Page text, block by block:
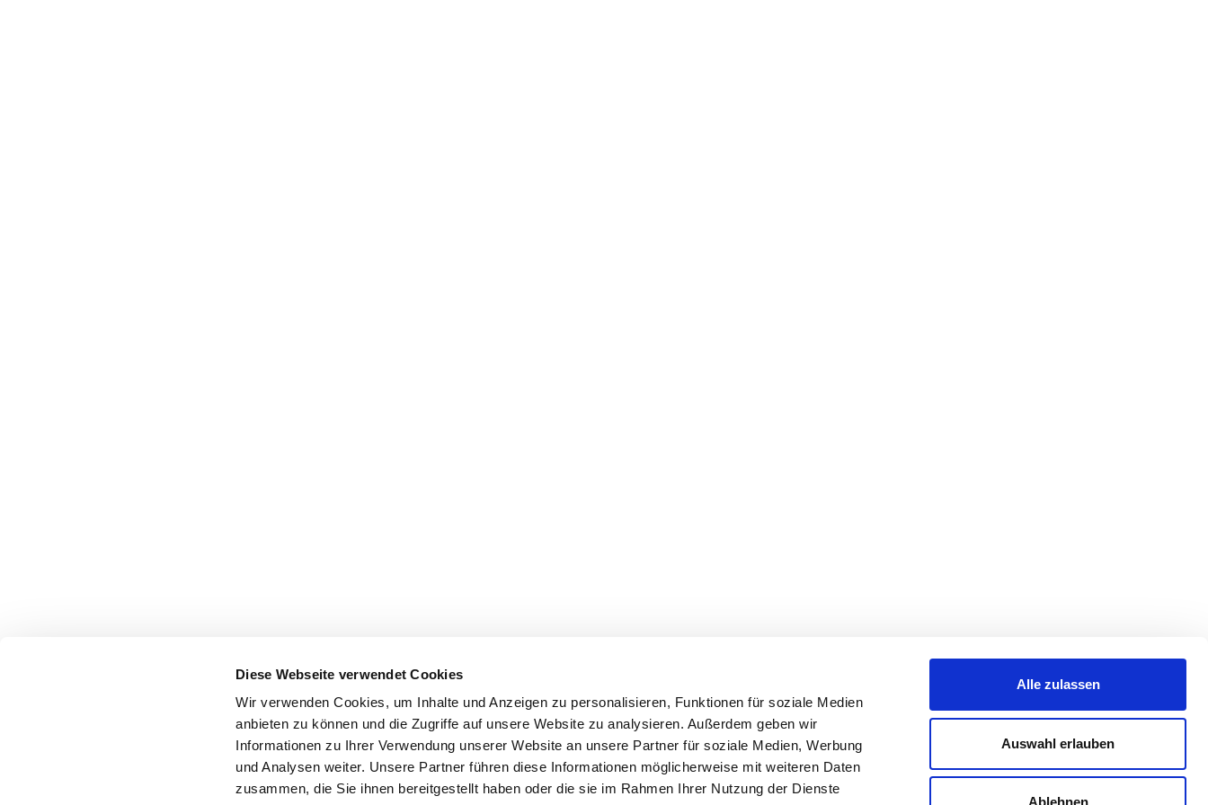
Diese Webseite verwendet Cookies
Wir verwenden Cookies, um Inhalte und Anzeigen zu personalisieren, Funktionen für soziale Medien
anbieten zu können und die Zugriffe auf unsere Website zu analysieren. Außerdem geben wir
Informationen zu Ihrer Verwendung unserer Website an unsere Partner für soziale Medien, Werbung
und Analysen weiter. Unsere Partner führen diese Informationen möglicherweise mit weiteren Daten
zusammen, die Sie ihnen bereitgestellt haben oder die sie im Rahmen Ihrer Nutzung der Dienste
Alle zulassen
Auswahl erlauben
Ablehnen